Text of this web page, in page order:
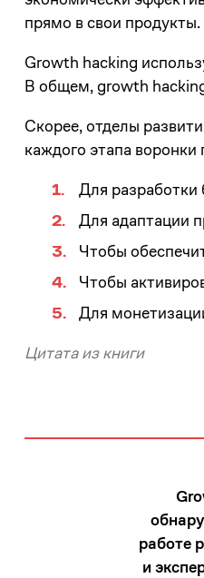
прямо в свои продукты.
Growth hacking
В общем, growth
Скорее, отделы
каждого этапа воронки
Для разработки
Для адаптации
Чтобы
Чтобы
Для
Цитата из книги
работе
и